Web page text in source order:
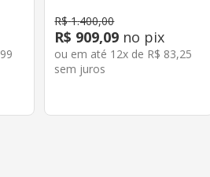
99
R$ 1.400,00
R$ 909,09 no pix
ou em até 12x de R$ 83,25
sem juros